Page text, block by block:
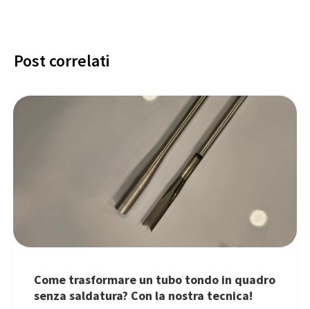
Post correlati
Come trasformare un tubo tondo in quadro
senza saldatura? Con la nostra tecnica!